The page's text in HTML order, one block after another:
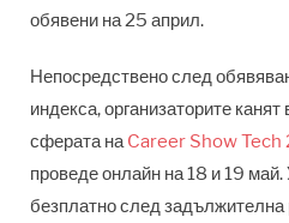
обявени на 25 април.
Непосредствено след
индекса, организаторите
сферата наCareer Show Tech
проведе онлайн на 18 и 19
безплатно след задължителна